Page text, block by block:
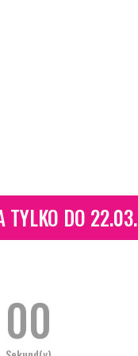
TYLKO DO 22.03.
00